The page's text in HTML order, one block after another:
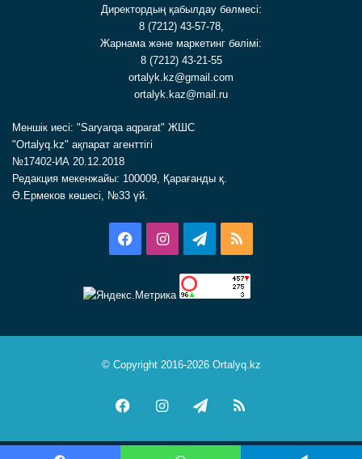
Директордың қабылдау бөлмесі:
8 (7212) 43-57-78,
Жарнама және маркетинг бөлімі:
8 (7212) 43-21-55
ortalyk.kz@gmail.com
ortalyk.kaz@mail.ru
Меншік иесі: "Saryarqa aqparat" ЖШС
"Ortalyq.kz" ақпарат агенттігі
№17402-ИА 20.12.2018
Редакция мекенжайы: 100009, Қарағанды қ.
Ә.Ермеков көшесі, №33 үй.
FacebookInstagramTelegram
© Copyright 2016-2026 Ortalyq.kz
FacebookInstagramTelegram